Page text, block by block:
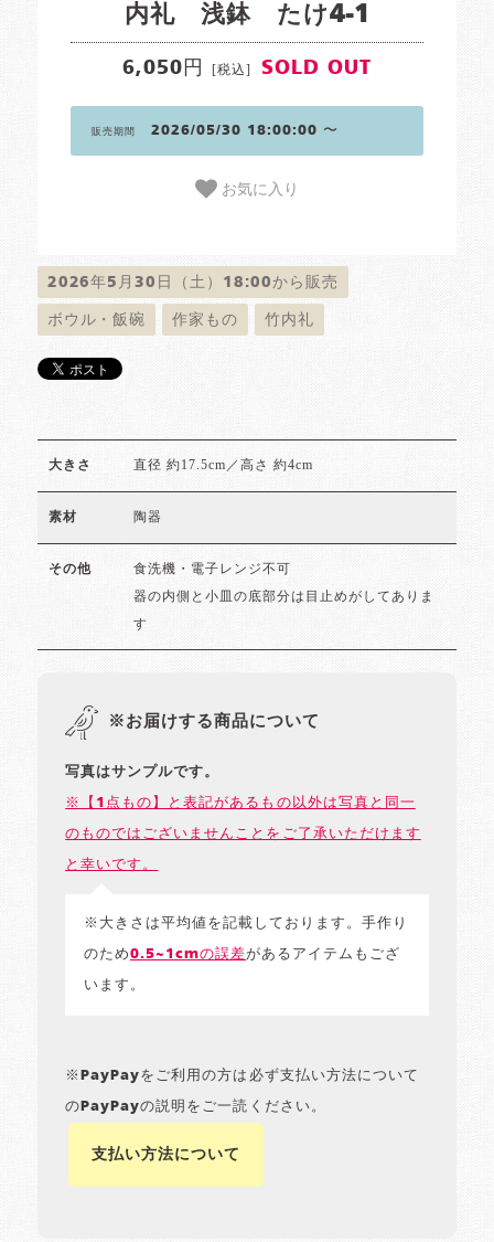
内礼 浅鉢 たけ4-1
6,050円 [税込] SOLD OUT
販売期間 2026/05/30 18:00:00 〜
お気に入り
2026年5月30日（土）18:00から販売
ボウル・飯碗 作家もの 竹内礼
大きさ 直径 約17.5cm／高さ 約4cm
素材 陶器
その他 食洗機・電子レンジ不可
器の内側と小皿の底部分は目止めがしてありま
す
※お届けする商品について
写真はサンプルです。
※【1点もの】と表記があるもの以外は写真と同一
のものではございませんことをご了承いただけます
と幸いです。
※大きさは平均値を記載しております。手作り
のため0.5~1cmの誤差があるアイテムもござ
います。
※PayPayをご利用の方は必ず支払い方法について
のPayPayの説明をご一読ください。
支払い方法について